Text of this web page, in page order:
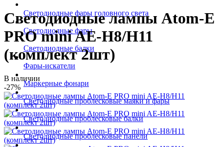
Светодиодные фары головного света
Светодиодные фары
Светодиодные балки
Фары-искатели
Маркерные фонари
Светодиодные проблесковые маяки и фары
Светодиодные проблесковые балки
Светодиодные проблесковые панели
Светодиодные лампы Atom-E
PRO mini AE-H8/H11
(комплект 2шт)
В наличии
-27%